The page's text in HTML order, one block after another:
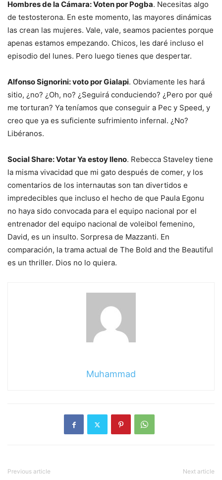
Hombres de la Cámara: Voten por Pogba. Necesitas algo
de testosterona. En este momento, las mayores dinámicas
las crean las mujeres. Vale, vale, seamos pacientes porque
apenas estamos empezando. Chicos, les daré incluso el
episodio del lunes. Pero luego tienes que despertar.
Alfonso Signorini: voto por Gialapi. Obviamente les hará
sitio, ¿no? ¿Oh, no? ¿Seguirá conduciendo? ¿Pero por qué
me torturan? Ya teníamos que conseguir a Pec y Speed, y
creo que ya es suficiente sufrimiento infernal. ¿No?
Libéranos.
Social Share: Votar Ya estoy lleno. Rebecca Staveley tiene
la misma vivacidad que mi gato después de comer, y los
comentarios de los internautas son tan divertidos e
impredecibles que incluso el hecho de que Paula Egonu
no haya sido convocada para el equipo nacional por el
entrenador del equipo nacional de voleibol femenino,
David, es un insulto. Sorpresa de Mazzanti. En
comparación, la trama actual de The Bold and the Beautiful
es un thriller. Dios no lo quiera.
Muhammad
Previous article Next article